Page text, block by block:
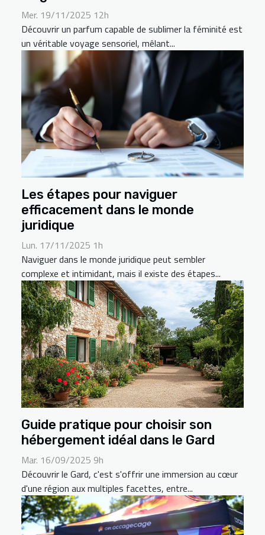
Mer. 19/11/2025 12h
Découvrir un parfum capable de sublimer la féminité est
un véritable voyage sensoriel, mêlant...
Les étapes pour naviguer
efficacement dans le monde
juridique
Lun. 17/11/2025 1h
Naviguer dans le monde juridique peut sembler
complexe et intimidant, mais il existe des étapes...
Guide pratique pour choisir son
hébergement idéal dans le Gard
Mar. 16/09/2025 9h
Découvrir le Gard, c'est s'offrir une immersion au cœur
d'une région aux multiples facettes, entre...